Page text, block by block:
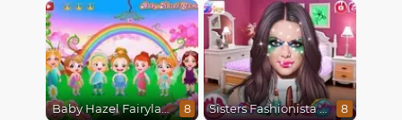
Baby Hazel Fairyland Ballet 8 Sisters Fashionista Makeup 8